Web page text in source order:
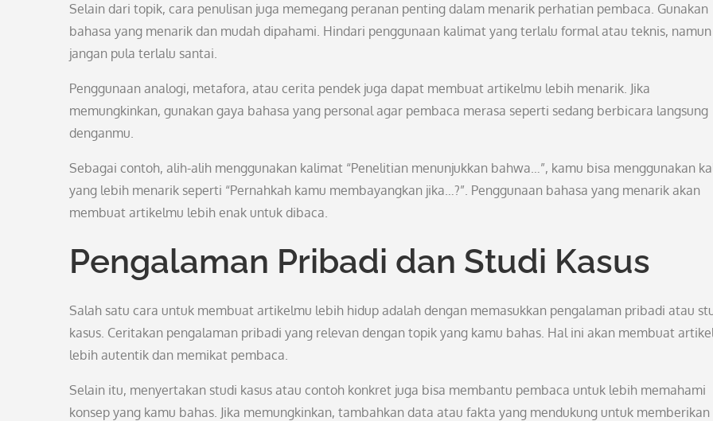
Selain dari topik, cara penulisan juga memegang peranan penting dalam menarik perhatian pembaca. Gunakan
bahasa yang menarik dan mudah dipahami. Hindari penggunaan kalimat yang terlalu formal atau teknis, namun
jangan pula terlalu santai.
Penggunaan analogi, metafora, atau cerita pendek juga dapat membuat artikelmu lebih menarik. Jika
memungkinkan, gunakan gaya bahasa yang personal agar pembaca merasa seperti sedang berbicara langsung
denganmu.
Sebagai contoh, alih-alih menggunakan kalimat “Penelitian menunjukkan bahwa…”, kamu bisa menggunakan
yang lebih menarik seperti “Pernahkah kamu membayangkan jika…?”. Penggunaan bahasa yang menarik akan
membuat artikelmu lebih enak untuk dibaca.
Pengalaman Pribadi dan Studi Kasus
Salah satu cara untuk membuat artikelmu lebih hidup adalah dengan memasukkan pengalaman pribadi atau
kasus. Ceritakan pengalaman pribadi yang relevan dengan topik yang kamu bahas. Hal ini akan membuat
lebih autentik dan memikat pembaca.
Selain itu, menyertakan studi kasus atau contoh konkret juga bisa membantu pembaca untuk lebih memahami
konsep yang kamu bahas. Jika memungkinkan, tambahkan data atau fakta yang mendukung untuk memberikan